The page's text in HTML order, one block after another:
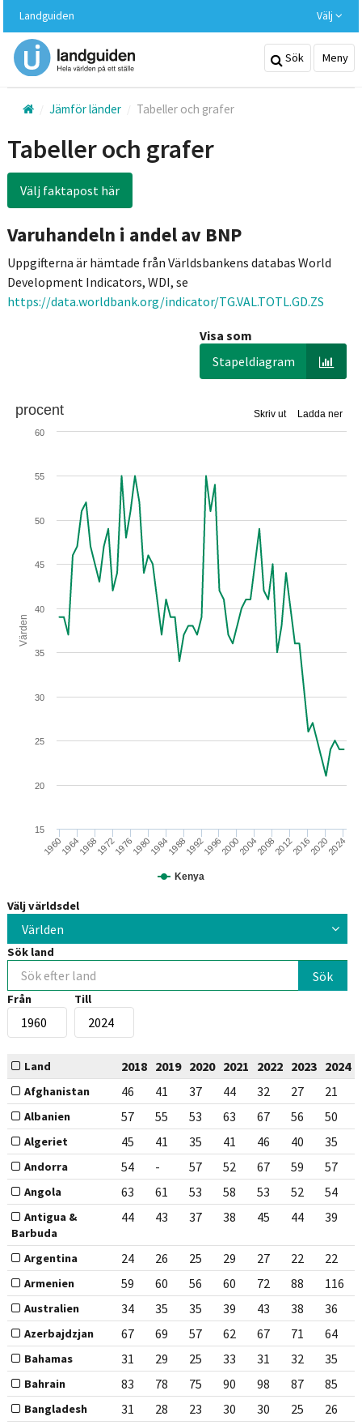
huvudinnehållet
Landguiden Välj
Sök Meny
Jämför länder Tabeller och grafer
Tabeller och grafer
Välj faktapost här
Varuhandeln i andel av BNP
Uppgifterna är hämtade från Världsbankens databas World
Development Indicators, WDI, se
https://data.worldbank.org/indicator/TG.VAL.TOTL.GD.ZS
Visa som
Stapeldiagram
Ladda ner
Skriv ut
Värden
procent
Kenya
19601964196819721976198019841988199219962000200420082012201620202024
15
20
25
30
35
40
45
50
55
60
Välj världsdel
Världen
Sök land
Från Till
Land 2018 2019 2020 2021 2022 2023 2024
Afghanistan 46 41 37 44 32 27 21
Albanien 57 55 53 63 67 56 50
Algeriet 45 41 35 41 46 40 35
Andorra 54 - 57 52 67 59 57
Angola 63 61 53 58 53 52 54
Antigua &
Barbuda
44 43 37 38 45 44 39
Argentina 24 26 25 29 27 22 22
Armenien 59 60 56 60 72 88 116
Australien 34 35 35 39 43 38 36
Azerbajdzjan 67 69 57 62 67 71 64
Bahamas 31 29 25 33 31 32 35
Bahrain 83 78 75 90 98 87 85
Bangladesh 31 28 23 30 30 25 26